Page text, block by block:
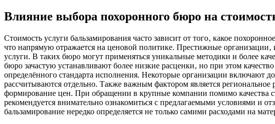
Влияние выбора похоронного бюро на
Стоимость услуги бальзамирования часто зависит от того‚ какое
что напрямую отражается на ценовой политике. Престижные
услуги. В таких бюро могут применяться уникальные методики и более
бюро зачастую устанавливают более низкие расценки‚ но при этом
определённого стандарта исполнения. Некоторые организации включают
рассчитываются отдельно. Также важным фактором является региональное
формирование цен. При обращении в крупные компании помимо качества
рекомендуется внимательно ознакомиться с предлагаемыми условиями и
бальзамирование нередко определяется не только самими расходами на